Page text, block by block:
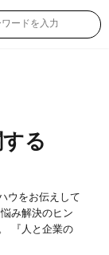
る
ウをお伝えして
み解決のヒン
『人と企業の